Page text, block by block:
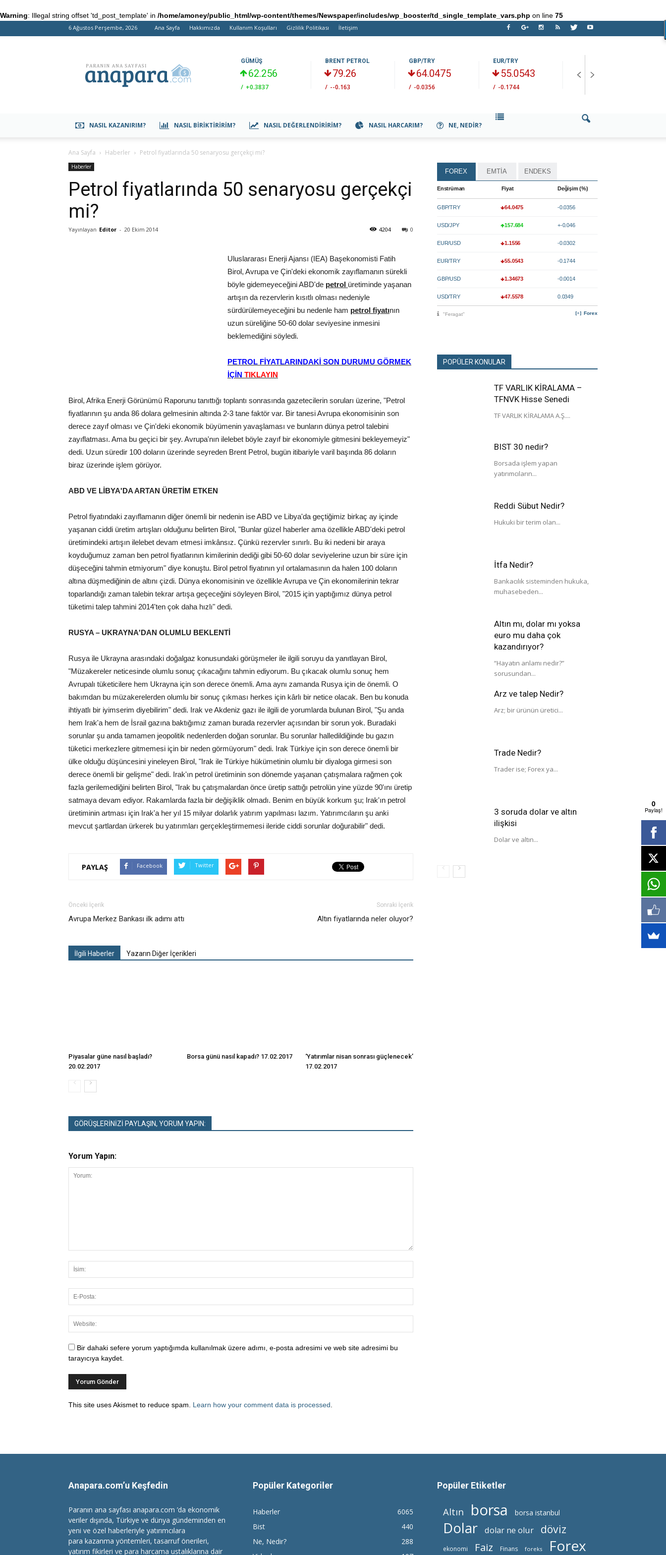
Warning: Illegal string offset 'td_post_template' in /home/amoney/public_html/wp-content/themes/Newspaper/includes/wp_booster/td_single_template_vars.php on line 75
6 Ağustos Perşembe, 2026 Ana Sayfa Hakkımızda Kullanım Koşulları Gizlilik Politikası İletişim
GÜMÜŞ
62.256
/ +0.3837
BRENT PETROL
79.26
/ --0.163
GBP/TRY
64.0475
/ -0.0356
EUR/TRY
55.0543
/ -0.1744
74.915
NASIL KAZANIRIM? NASIL BIRIKTIRIRIM? NASIL DEĞERLENDIRIRIM? NASIL HARCARIM? NE, NEDIR?
Ana Sayfa Haberler Petrol fiyatlarında 50 senaryosu gerçekçi mi?
Haberler
Petrol fiyatlarında 50 senaryosu gerçekçi
mi?
Yayınlayan Editor - 20 Ekim 2014 0
4204
Uluslararası Enerji Ajansı (IEA) Başekonomisti Fatih
Birol, Avrupa ve Çin'deki ekonomik zayıflamanın sürekli
böyle gidemeyeceğini ABD'de petrol üretiminde yaşanan
artışın da rezervlerin kısıtlı olması nedeniyle
sürdürülemeyeceğini bu nedenle ham petrol fiyatının
uzun süreliğine 50-60 dolar seviyesine inmesini
beklemediğini söyledi.
PETROL FİYATLARINDAKİ SON DURUMU GÖRMEK
İÇİN TIKLAYIN
Birol, Afrika Enerji Görünümü Raporunu tanıttığı toplantı sonrasında gazetecilerin soruları üzerine, "Petrol
fiyatlarının şu anda 86 dolara gelmesinin altında 2-3 tane faktör var. Bir tanesi Avrupa ekonomisinin son
derece zayıf olması ve Çin'deki ekonomik büyümenin yavaşlaması ve bunların dünya petrol talebini
zayıflatması. Ama bu geçici bir şey. Avrupa'nın ilelebet böyle zayıf bir ekonomiyle gitmesini bekleyemeyiz"
dedi. Uzun süredir 100 doların üzerinde seyreden Brent Petrol, bugün itibariyle varil başında 86 doların
biraz üzerinde işlem görüyor.
ABD VE LİBYA'DA ARTAN ÜRETİM ETKEN
Petrol fiyatındaki zayıflamanın diğer önemli bir nedenin ise ABD ve Libya'da geçtiğimiz birkaç ay içinde
yaşanan ciddi üretim artışları olduğunu belirten Birol, "Bunlar güzel haberler ama özellikle ABD'deki petrol
üretimindeki artışın ilelebet devam etmesi imkânsız. Çünkü rezervler sınırlı. Bu iki nedeni bir araya
koyduğumuz zaman ben petrol fiyatlarının kimilerinin dediği gibi 50-60 dolar seviyelerine uzun bir süre için
düşeceğini tahmin etmiyorum" diye konuştu. Birol petrol fiyatının yıl ortalamasının da halen 100 doların
altına düşmediğinin de altını çizdi. Dünya ekonomisinin ve özellikle Avrupa ve Çin ekonomilerinin tekrar
toparlandığı zaman talebin tekrar artışa geçeceğini söyleyen Birol, "2015 için yaptığımız dünya petrol
tüketimi talep tahmini 2014'ten çok daha hızlı" dedi.
RUSYA – UKRAYNA'DAN OLUMLU BEKLENTİ
Rusya ile Ukrayna arasındaki doğalgaz konusundaki görüşmeler ile ilgili soruyu da yanıtlayan Birol,
"Müzakereler neticesinde olumlu sonuç çıkacağını tahmin ediyorum. Bu çıkacak olumlu sonuç hem
Avrupalı tüketicilere hem Ukrayna için son derece önemli. Ama aynı zamanda Rusya için de önemli. O
bakımdan bu müzakerelerden olumlu bir sonuç çıkması herkes için kârlı bir netice olacak. Ben bu konuda
ihtiyatlı bir iyimserim diyebilirim" dedi. Irak ve Akdeniz gazı ile ilgili de yorumlarda bulunan Birol, "Şu anda
hem Irak'a hem de İsrail gazına baktığımız zaman burada rezervler açısından bir sorun yok. Buradaki
sorunlar şu anda tamamen jeopolitik nedenlerden doğan sorunlar. Bu sorunlar halledildiğinde bu gazın
tüketici merkezlere gitmemesi için bir neden görmüyorum" dedi. Irak Türkiye için son derece önemli bir
ülke olduğu düşüncesini yineleyen Birol, "Irak ile Türkiye hükümetinin olumlu bir diyaloga girmesi son
derece önemli bir gelişme" dedi. Irak'ın petrol üretiminin son dönemde yaşanan çatışmalara rağmen çok
fazla gerilemediğini belirten Birol, "Irak bu çatışmalardan önce üretip sattığı petrolün yine yüzde 90'ını üretip
satmaya devam ediyor. Rakamlarda fazla bir değişiklik olmadı. Benim en büyük korkum şu; Irak'ın petrol
üretiminin artması için Irak'a her yıl 15 milyar dolarlık yatırım yapılması lazım. Yatırımcıların şu anki
mevcut şartlardan ürkerek bu yatırımları gerçekleştirmemesi ileride ciddi sorunlar doğurabilir" dedi.
PAYLAŞ Facebook Twitter
Önceki İçerik
Avrupa Merkez Bankası ilk adımı attı
Sonraki İçerik
Altın fiyatlarında neler oluyor?
İlgili Haberler Yazarın Diğer İçerikleri
Piyasalar güne nasıl başladı?
20.02.2017
Borsa günü nasıl kapadı? 17.02.2017
‘Yatırımlar nisan sonrası güçlenecek’
17.02.2017
GÖRÜŞLERİNİZİ PAYLAŞIN, YORUM YAPIN:
Yorum Yapın:
Bir dahaki sefere yorum yaptığımda kullanılmak üzere adımı, e-posta adresimi ve web site adresimi bu
tarayıcıya kaydet.
This site uses Akismet to reduce spam. Learn how your comment data is processed
FOREX EMTİA ENDEKS
Enstrüman Fiyat Değişim (%)
GBP/TRY 64.0475 -0.0356
USD/JPY 157.684 +-0.046
EUR/USD 1.1556 -0.0302
EUR/TRY 55.0543 -0.1744
GBP/USD 1.34673 -0.0014
USD/TRY 47.5578 0.0349
Forex
"Feragat"
POPÜLER KONULAR
TF VARLIK KİRALAMA –
TFNVK Hisse Senedi
TF VARLIK KİRALAMA A.Ş....
BIST 30 nedir?
Borsada işlem yapan
yatırımcıların...
Reddi Sübut Nedir?
Hukuki bir terim olan...
İtfa Nedir?
Bankacılık sisteminden hukuka,
muhasebeden...
Altın mı, dolar mı yoksa
euro mu daha çok
kazandırıyor?
“Hayatın anlamı nedir?”
sorusundan...
Arz ve talep Nedir?
Arz; bir ürünün üretici...
Trade Nedir?
Trader ise; Forex ya...
3 soruda dolar ve altın
ilişkisi
Dolar ve altın...
Anapara.com’u Keşfedin
Paranın ana sayfası anapara.com ’da ekonomik
veriler dışında, Türkiye ve dünya gündeminden en
yeni ve özel haberleriyle yatırımcılara
para kazanma yöntemleri, tasarruf önerileri,
yatırım fikirleri ve para harcama ustalıklarına dair
Popüler Kategoriler
Haberler
6065
Bist
440
Ne, Nedir?
288
Popüler Etiketler
Altın borsa borsa istanbul
Dolar dolar ne olur döviz
ekonomi Faiz Finans foreks Forex
0
Paylaş!